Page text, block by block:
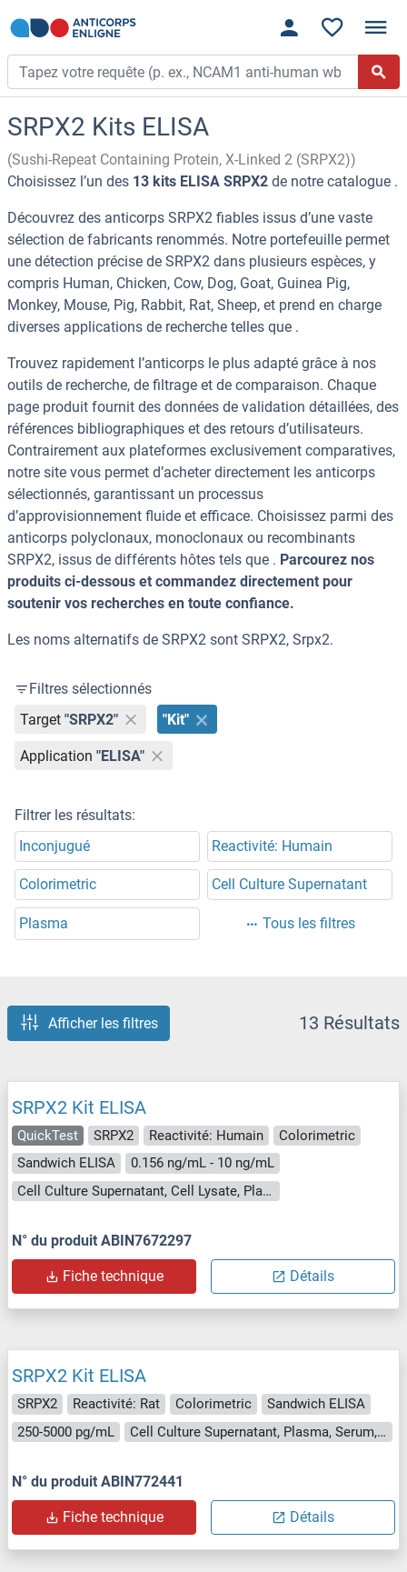
SRPX2 Kits ELISA
(Sushi-Repeat Containing Protein, X-Linked 2 (SRPX2))
Choisissez l’un des 13 kits ELISA SRPX2 de notre catalogue .
Découvrez des anticorps SRPX2 fiables issus d’une vaste
sélection de fabricants renommés. Notre portefeuille permet
une détection précise de SRPX2 dans plusieurs espèces, y
compris Human, Chicken, Cow, Dog, Goat, Guinea Pig,
Monkey, Mouse, Pig, Rabbit, Rat, Sheep, et prend en charge
diverses applications de recherche telles que .
Trouvez rapidement l’anticorps le plus adapté grâce à nos
outils de recherche, de filtrage et de comparaison. Chaque
page produit fournit des données de validation détaillées, des
références bibliographiques et des retours d’utilisateurs.
Contrairement aux plateformes exclusivement comparatives,
notre site vous permet d’acheter directement les anticorps
sélectionnés, garantissant un processus
d’approvisionnement fluide et efficace. Choisissez parmi des
anticorps polyclonaux, monoclonaux ou recombinants
SRPX2, issus de différents hôtes tels que . Parcourez nos
produits ci-dessous et commandez directement pour
soutenir vos recherches en toute confiance.
Les noms alternatifs de SRPX2 sont SRPX2, Srpx2.
Filtres sélectionnés
Target "SRPX2" "Kit"
Application "ELISA"
Filtrer les résultats:
Inconjugué
Reactivité: Humain
Colorimetric Cell Culture Supernatant
Plasma Tous les filtres
Afficher les filtres 13 Résultats
SRPX2 Kit ELISA
QuickTest SRPX2 Reactivité: Humain
Colorimetric
Sandwich ELISA
0.156 ng/mL - 10 ng/mL
Cell Culture Supernatant, Cell Lysate, Plasma, Serum, Tissue Lysate
N° du produit ABIN7672297
Fiche technique Détails
SRPX2 Kit ELISA
SRPX2 Reactivité: Rat Colorimetric
Sandwich ELISA
250-5000 pg/mL
Cell Culture Supernatant, Plasma, Serum, Tissue Homogenate
N° du produit ABIN772441
Fiche technique Détails